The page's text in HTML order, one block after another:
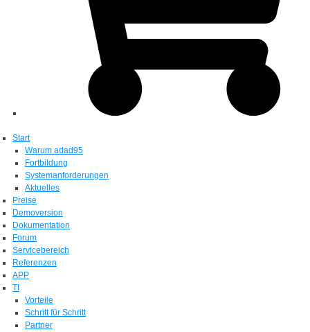
Start
Warum adad95
Fortbildung
Systemanforderungen
Aktuelles
Preise
Demoversion
Dokumentation
Forum
Servicebereich
Referenzen
APP
TI
Vorteile
Schritt für Schritt
Partner